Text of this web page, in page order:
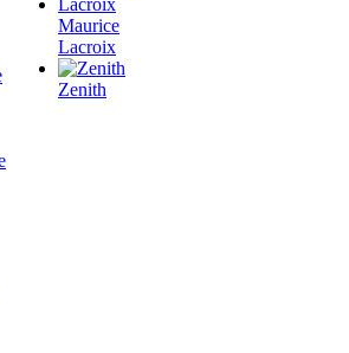
Maurice
Lacroix
Zenith